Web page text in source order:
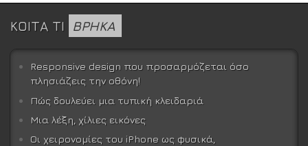
ΚΟΙΤΑ ΤΙ ΒΡΗΚΑ
Responsive design που προσαρμόζεται όσο
πλησιάζεις την οθόνη!
Πώς δουλεύει μια τυπική κλειδαριά
Μια λέξη, χίλιες εικόνες
Οι χειρονομίες του iPhone ως φυσικά,